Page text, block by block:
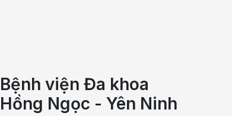
Bệnh viện Đa khoa
Hồng Ngọc - Yên Ninh